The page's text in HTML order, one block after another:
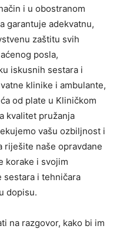
i u obostranom
garantuje adekvatnu,
zaštitu svih
posla,
iskusnih sestara i
klinike i ambulante,
od plate u Kliničkom
kvalitet pružanja
vašu ozbiljnost i
riješite naše opravdane
korake i svojim
sestara i tehničara
dopisu.
na razgovor, kako bi im